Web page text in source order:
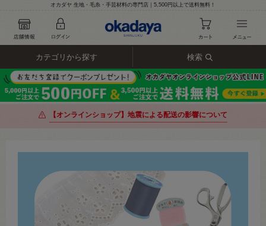
オカダヤ 生地・毛糸・手芸材料の専門店｜5,500円以上で送料無料！
カテゴリから探す 検索
【オンラインショップ】地震による配送の影響について